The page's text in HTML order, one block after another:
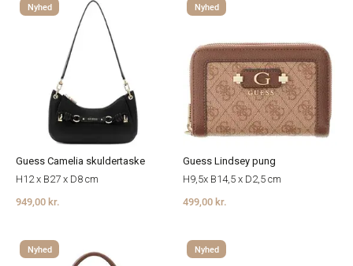
Nyhed
Guess Camelia skuldertaske
H12 x B27 x D8 cm
949,00 kr.
Nyhed
Guess Lindsey pung
H9,5x B14,5 x D2,5 cm
499,00 kr.
Nyhed Nyhed